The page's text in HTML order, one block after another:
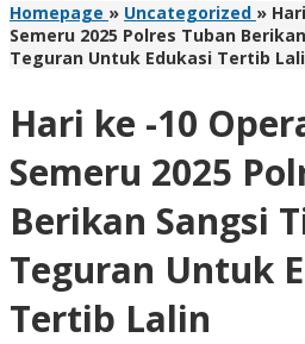
Homepage » Uncategorized »
Semeru 2025 Polres Tuban
Teguran Untuk Edukasi Tertib
Hari ke -10
Semeru 2025
Berikan Sangsi
Teguran Untuk
Tertib Lalin